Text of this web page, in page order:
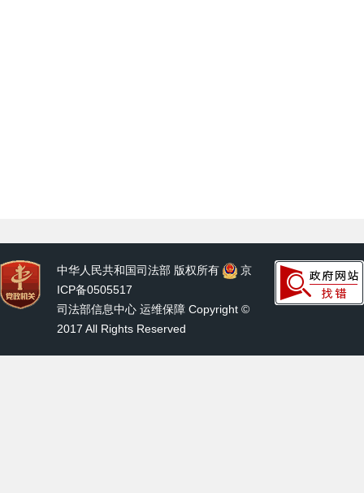
中华人民共和国司法部 版权所有
京
ICP备0505517
司法部信息中心 运维保障 Copyright ©
2017 All Rights Reserved